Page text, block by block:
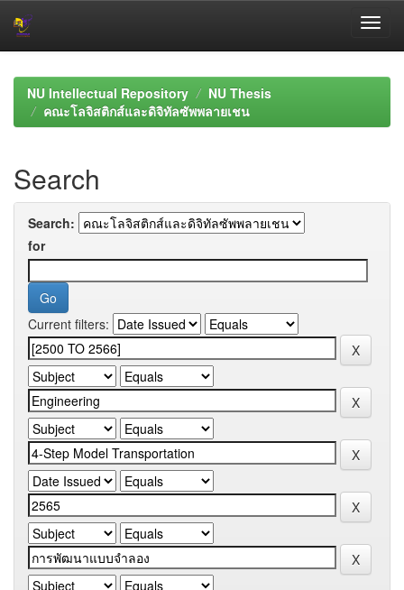
navigationNU Intellectual Repository
NU Thesis
คณะโลจิสติกส์และดิจิทัลซัพพลายเชน
Search
Search:
for
Current filters: